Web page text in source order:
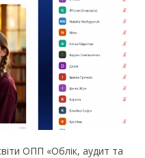
ОПП «Облік, аудит та